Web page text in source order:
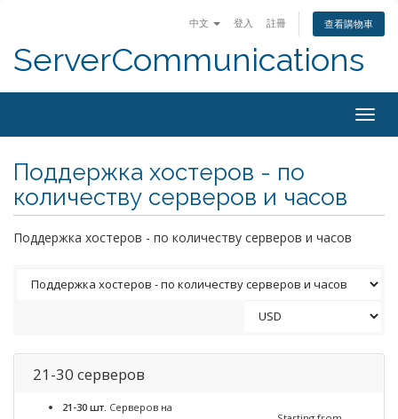
中文 登入 註冊 查看購物車
ServerCommunications
Поддержка хостеров - по
количеству серверов и часов
Поддержка хостеров - по количеству серверов и часов
21-30 серверов
21-30 шт. Серверов на